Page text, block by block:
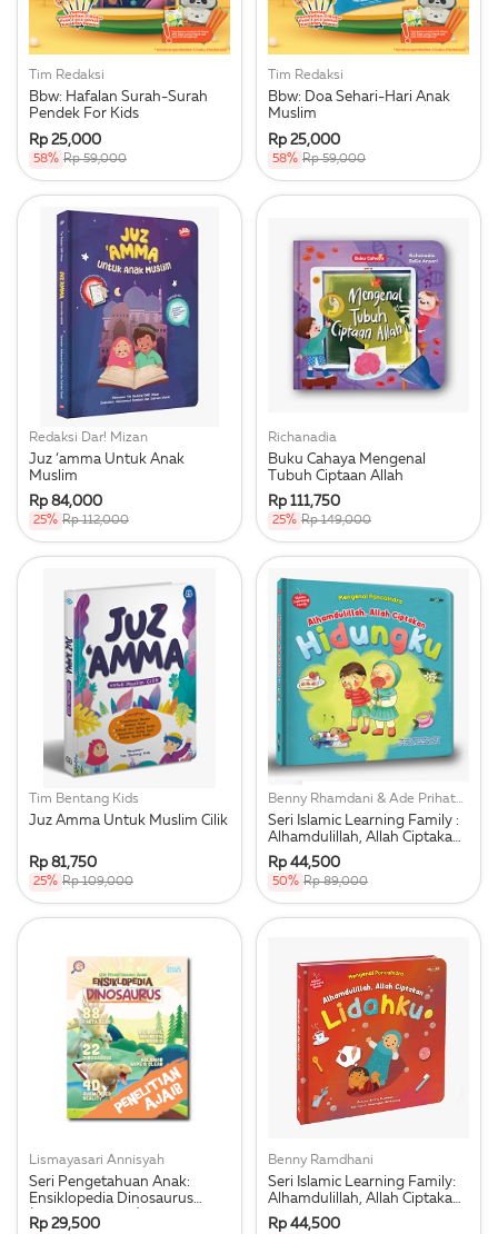
Tim Redaksi
Bbw: Hafalan Surah-Surah
Pendek For Kids
Rp 25,000
58% Rp 59,000
Tim Redaksi
Bbw: Doa Sehari-Hari Anak
Muslim
Rp 25,000
58% Rp 59,000
Redaksi Dar! Mizan
Juz ‘amma Untuk Anak
Muslim
Rp 84,000
25% Rp 112,000
Richanadia
Buku Cahaya Mengenal
Tubuh Ciptaan Allah
Rp 111,750
25% Rp 149,000
Tim Bentang Kids
Juz Amma Untuk Muslim Cilik
Rp 81,750
25% Rp 109,000
Benny Rhamdani & Ade Prihatna
Seri Islamic Learning Family :
Alhamdulillah, Allah Ciptakan
Hidungku
Rp 44,500
50% Rp 89,000
Lismayasari Annisyah
Seri Pengetahuan Anak:
Ensiklopedia Dinosaurus
(Penelitian Ajaib)
Rp 29,500
Benny Ramdhani
Seri Islamic Learning Family:
Alhamdulillah, Allah Ciptakan
Lidahku
Rp 44,500